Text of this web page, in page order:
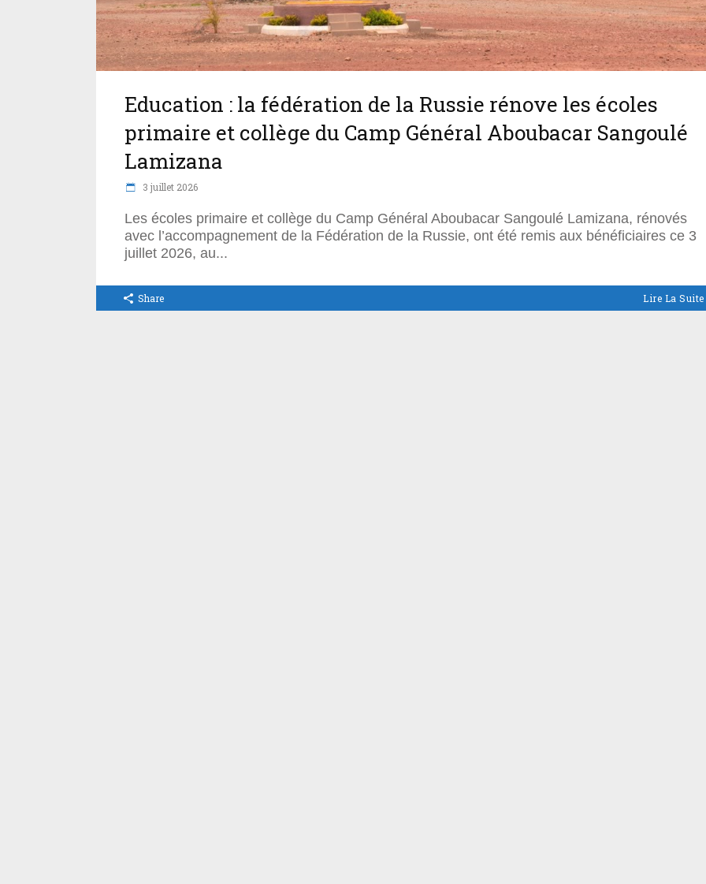
Education : la fédération de la Russie rénove les écoles
primaire et collège du Camp Général Aboubacar Sangoulé
Lamizana
3 juillet 2026
Les écoles primaire et collège du Camp Général Aboubacar Sangoulé Lamizana, rénovés
avec l’accompagnement de la Fédération de la Russie, ont été remis aux bénéficiaires ce 3
juillet 2026, au
Share Lire La Suite